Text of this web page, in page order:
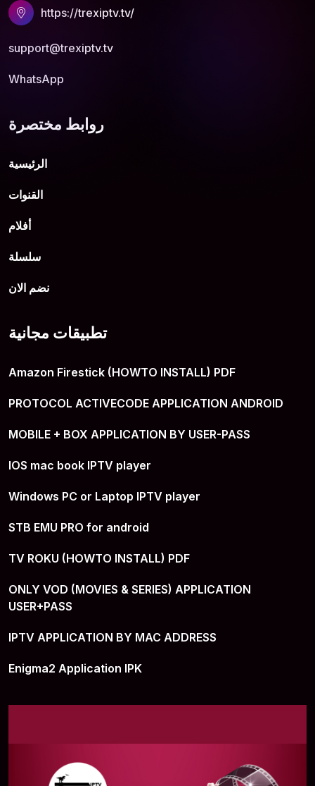
https://trexiptv.tv/
support@trexiptv.tv
WhatsApp
روابط مختصرة
الرئيسية
القنوات
أفلام
سلسلة
نضم الان
تطبيقات مجانية
Amazon Firestick (HOWTO INSTALL) PDF
PROTOCOL ACTIVECODE APPLICATION ANDROID
MOBILE + BOX APPLICATION BY USER-PASS
IOS mac book IPTV player
Windows PC or Laptop IPTV player
STB EMU PRO for android
TV ROKU (HOWTO INSTALL) PDF
ONLY VOD (MOVIES & SERIES) APPLICATION
USER+PASS
IPTV APPLICATION BY MAC ADDRESS
Enigma2 Application IPK